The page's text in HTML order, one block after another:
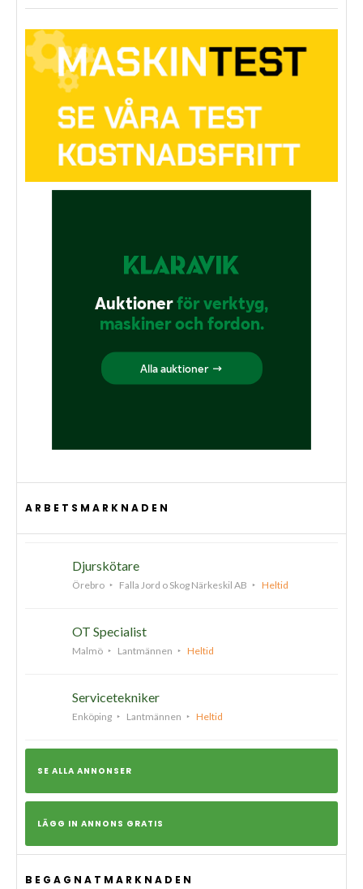
ARBETSMARKNADEN
Djurskötare
Örebro Falla Jord o Skog Närkeskil AB Heltid
OT Specialist
Malmö Lantmännen Heltid
Servicetekniker
Enköping Lantmännen Heltid
SE ALLA ANNONSER
LÄGG IN ANNONS GRATIS
BEGAGNATMARKNADEN